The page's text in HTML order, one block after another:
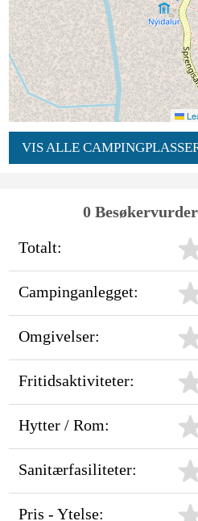
VIS ALLE
0
Totalt:
Campinganlegget:
Omgivelser:
Fritidsaktiviteter:
Hytter / Rom:
Sanitærfasiliteter:
Pris - Ytelse: